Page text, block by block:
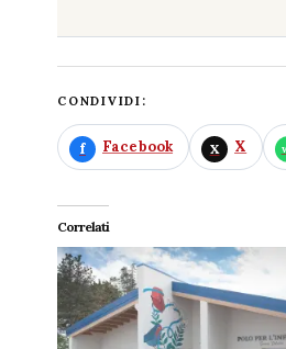
CONDIVIDI:
Facebook X
Correlati